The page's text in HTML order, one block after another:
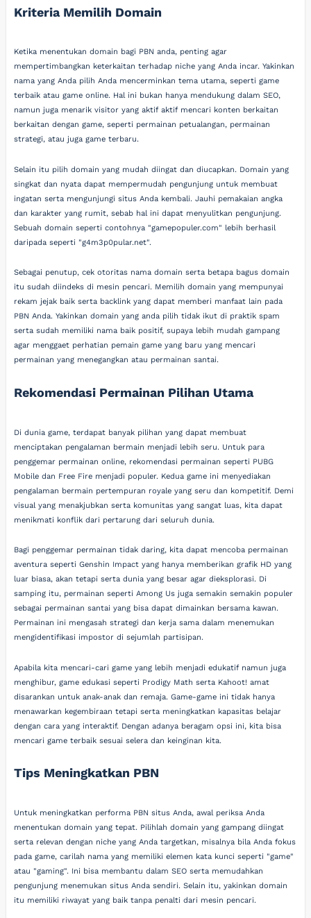
Kriteria Memilih Domain
Ketika menentukan domain bagi PBN anda, penting agar
mempertimbangkan keterkaitan terhadap niche yang Anda incar. Yakinkan
nama yang Anda pilih Anda mencerminkan tema utama, seperti game
terbaik atau game online. Hal ini bukan hanya mendukung dalam SEO,
namun juga menarik visitor yang aktif aktif mencari konten berkaitan
berkaitan dengan game, seperti permainan petualangan, permainan
strategi, atau juga game terbaru.
Selain itu pilih domain yang mudah diingat dan diucapkan. Domain yang
singkat dan nyata dapat mempermudah pengunjung untuk membuat
ingatan serta mengunjungi situs Anda kembali. Jauhi pemakaian angka
dan karakter yang rumit, sebab hal ini dapat menyulitkan pengunjung.
Sebuah domain seperti contohnya "gamepopuler.com" lebih berhasil
daripada seperti "g4m3p0pular.net".
Sebagai penutup, cek otoritas nama domain serta betapa bagus domain
itu sudah diindeks di mesin pencari. Memilih domain yang mempunyai
rekam jejak baik serta backlink yang dapat memberi manfaat lain pada
PBN Anda. Yakinkan domain yang anda pilih tidak ikut di praktik spam
serta sudah memiliki nama baik positif, supaya lebih mudah gampang
agar menggaet perhatian pemain game yang baru yang mencari
permainan yang menegangkan atau permainan santai.
Rekomendasi Permainan Pilihan Utama
Di dunia game, terdapat banyak pilihan yang dapat membuat
menciptakan pengalaman bermain menjadi lebih seru. Untuk para
penggemar permainan online, rekomendasi permainan seperti PUBG
Mobile dan Free Fire menjadi populer. Kedua game ini menyediakan
pengalaman bermain pertempuran royale yang seru dan kompetitif. Demi
visual yang menakjubkan serta komunitas yang sangat luas, kita dapat
menikmati konflik dari pertarung dari seluruh dunia.
Bagi penggemar permainan tidak daring, kita dapat mencoba permainan
aventura seperti Genshin Impact yang hanya memberikan grafik HD yang
luar biasa, akan tetapi serta dunia yang besar agar dieksplorasi. Di
samping itu, permainan seperti Among Us juga semakin semakin populer
sebagai permainan santai yang bisa dapat dimainkan bersama kawan.
Permainan ini mengasah strategi dan kerja sama dalam menemukan
mengidentifikasi impostor di sejumlah partisipan.
Apabila kita mencari-cari game yang lebih menjadi edukatif namun juga
menghibur, game edukasi seperti Prodigy Math serta Kahoot! amat
disarankan untuk anak-anak dan remaja. Game-game ini tidak hanya
menawarkan kegembiraan tetapi serta meningkatkan kapasitas belajar
dengan cara yang interaktif. Dengan adanya beragam opsi ini, kita bisa
mencari game terbaik sesuai selera dan keinginan kita.
Tips Meningkatkan PBN
Untuk meningkatkan performa PBN situs Anda, awal periksa Anda
menentukan domain yang tepat. Pilihlah domain yang gampang diingat
serta relevan dengan niche yang Anda targetkan, misalnya bila Anda fokus
pada game, carilah nama yang memiliki elemen kata kunci seperti "game"
atau "gaming". Ini bisa membantu dalam SEO serta memudahkan
pengunjung menemukan situs Anda sendiri. Selain itu, yakinkan domain
itu memiliki riwayat yang baik tanpa penalti dari mesin pencari.